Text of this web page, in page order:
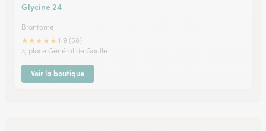
Glycine 24
Brantome
★★★★★4.9 (58)
3, place Général de Gaulle
Voir la boutique